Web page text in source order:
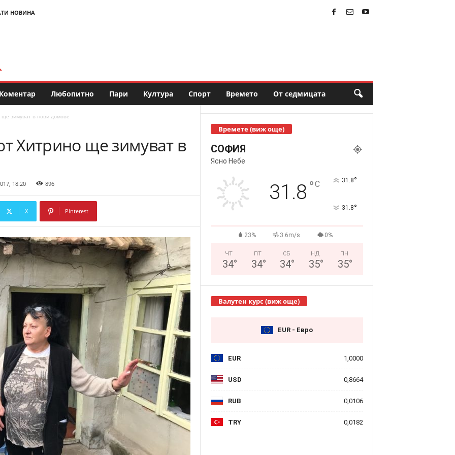
НОВИНА
Коментар Любопитно Пари Култура Спорт Времето От седмицата
ще зимуват в нови домове
Хитрино ще зимуват в
18:20 896
X Pinterest
Времете (виж още)
СОФИЯ
Ясно Небе
31.8 °C 31.8°
31.8°
23% 3.6m/s 0%
ЧТ
34°
ПТ
34°
СБ
34°
НД
35°
ПН
35°
Валутен курс (виж още)
EUR - Евро
EUR 1,0000
USD 0,8664
RUB 0,0106
TRY 0,0182